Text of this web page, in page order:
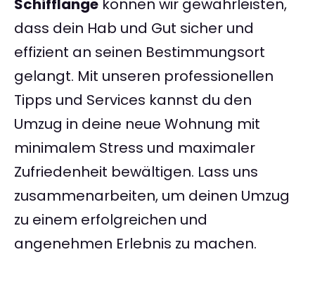
Schifflange können wir gewährleisten,
dass dein Hab und Gut sicher und
effizient an seinen Bestimmungsort
gelangt. Mit unseren professionellen
Tipps und Services kannst du den
Umzug in deine neue Wohnung mit
minimalem Stress und maximaler
Zufriedenheit bewältigen. Lass uns
zusammenarbeiten, um deinen Umzug
zu einem erfolgreichen und
angenehmen Erlebnis zu machen.